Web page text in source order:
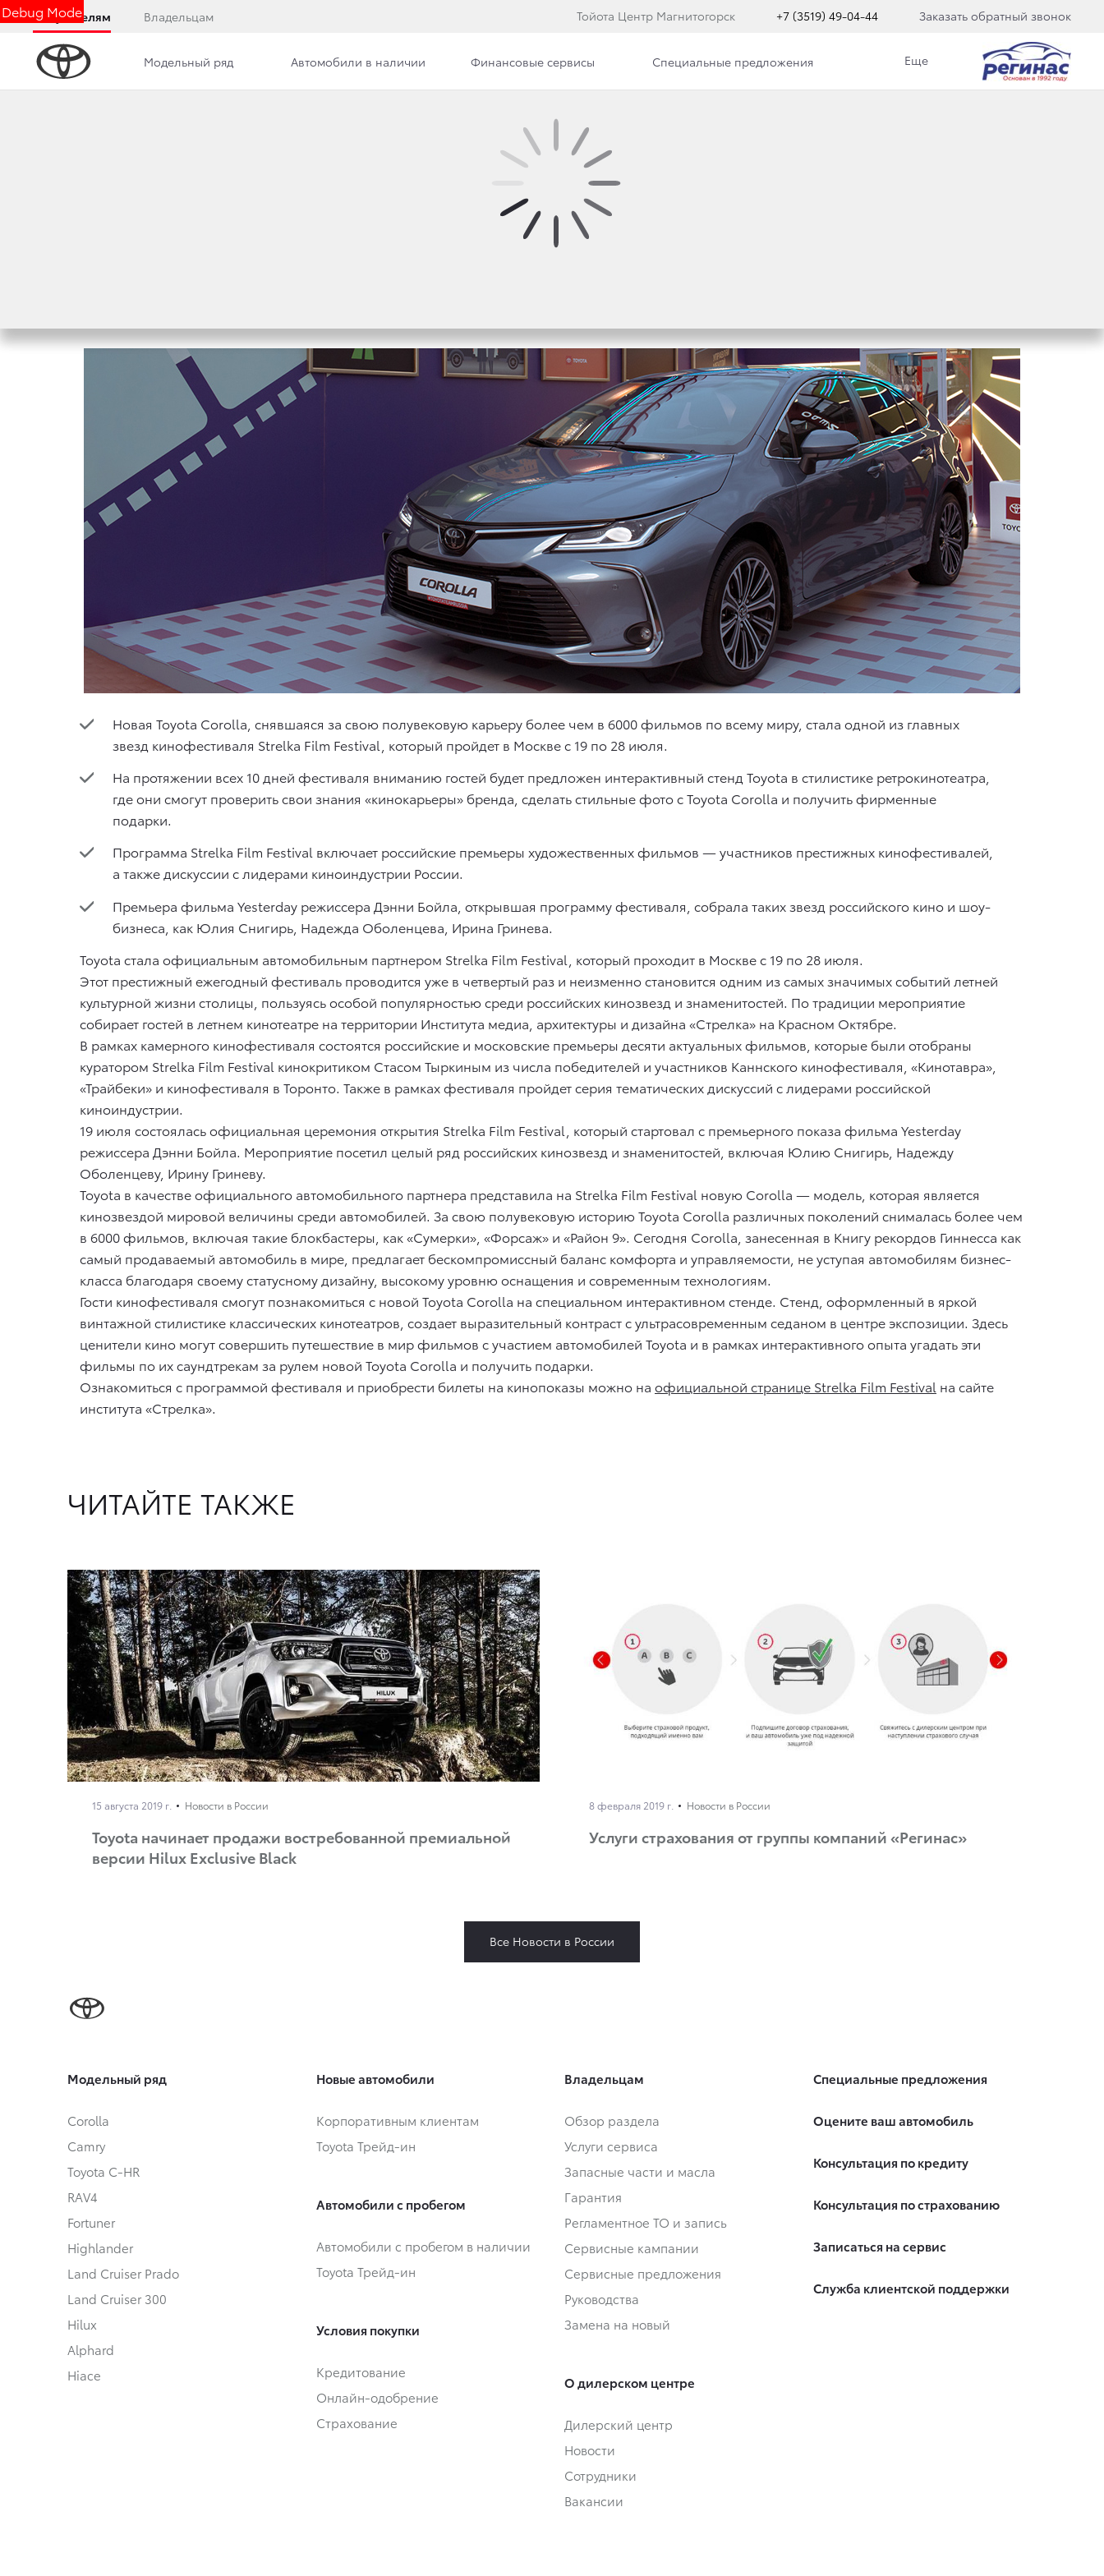
Debug Mode
Покупателям Владельцам Тойота Центр Магнитогорск +7 (3519) 49-04-44 Заказать обратный звонок
Модельный ряд Автомобили в наличии Финансовые сервисы Специальные предложения Еще
КИНОЗВЕЗДА МИРОВОЙ ВЕЛИЧИНЫ — TOYOTA COROLLA
Новая Toyota Corolla, снявшаяся за свою полувековую карьеру более чем в 6000 фильмов по всему миру, стала одной из главных
звезд кинофестиваля Strelka Film Festival, который пройдет в Москве с 19 по 28 июля.
На протяжении всех 10 дней фестиваля вниманию гостей будет предложен интерактивный стенд Toyota в стилистике ретрокинотеатра,
где они смогут проверить свои знания «кинокарьеры» бренда, сделать стильные фото с Toyota Corolla и получить фирменные
подарки.
Программа Strelka Film Festival включает российские премьеры художественных фильмов — участников престижных кинофестивалей,
а также дискуссии с лидерами киноиндустрии России.
Премьера фильма Yesterday режиссера Дэнни Бойла, открывшая программу фестиваля, собрала таких звезд российского кино и шоу-
бизнеса, как Юлия Снигирь, Надежда Оболенцева, Ирина Гринева.
Toyota стала официальным автомобильным партнером Strelka Film Festival, который проходит в Москве с 19 по 28 июля.
Этот престижный ежегодный фестиваль проводится уже в четвертый раз и неизменно становится одним из самых значимых событий летней
культурной жизни столицы, пользуясь особой популярностью среди российских кинозвезд и знаменитостей. По традиции мероприятие
собирает гостей в летнем кинотеатре на территории Института медиа, архитектуры и дизайна «Стрелка» на Красном Октябре.
В рамках камерного кинофестиваля состоятся российские и московские премьеры десяти актуальных фильмов, которые были отобраны
куратором Strelka Film Festival кинокритиком Стасом Тыркиным из числа победителей и участников Каннского кинофестиваля, «Кинотавра»,
«Трайбеки» и кинофестиваля в Торонто. Также в рамках фестиваля пройдет серия тематических дискуссий с лидерами российской
киноиндустрии.
19 июля состоялась официальная церемония открытия Strelka Film Festival, который стартовал с премьерного показа фильма Yesterday
режиссера Дэнни Бойла. Мероприятие посетил целый ряд российских кинозвезд и знаменитостей, включая Юлию Снигирь, Надежду
Оболенцеву, Ирину Гриневу.
Toyota в качестве официального автомобильного партнера представила на Strelka Film Festival новую Corolla — модель, которая является
кинозвездой мировой величины среди автомобилей. За свою полувековую историю Toyota Corolla различных поколений снималась более чем
в 6000 фильмов, включая такие блокбастеры, как «Сумерки», «Форсаж» и «Район 9». Сегодня Corolla, занесенная в Книгу рекордов Гиннесса как
самый продаваемый автомобиль в мире, предлагает бескомпромиссный баланс комфорта и управляемости, не уступая автомобилям бизнес-
класса благодаря своему статусному дизайну, высокому уровню оснащения и современным технологиям.
Гости кинофестиваля смогут познакомиться с новой Toyota Corolla на специальном интерактивном стенде. Стенд, оформленный в яркой
винтажной стилистике классических кинотеатров, создает выразительный контраст с ультрасовременным седаном в центре экспозиции. Здесь
ценители кино могут совершить путешествие в мир фильмов с участием автомобилей Toyota и в рамках интерактивного опыта угадать эти
фильмы по их саундтрекам за рулем новой Toyota Corolla и получить подарки.
Ознакомиться с программой фестиваля и приобрести билеты на кинопоказы можно на официальной странице Strelka Film Festival на сайте
института «Стрелка».
ЧИТАЙТЕ ТАКЖЕ
15 августа 2019 г. Новости в России
Toyota начинает продажи востребованной премиальной
версии Hilux Exclusive Black
8 февраля 2019 г. Новости в России
Услуги страхования от группы компаний «Регинас»
Все Новости в России
Модельный ряд
Corolla
Camry
Toyota C-HR
RAV4
Fortuner
Highlander
Land Cruiser Prado
Land Cruiser 300
Hilux
Alphard
Hiace
Новые автомобили
Корпоративным клиентам
Toyota Трейд-ин
Автомобили с пробегом
Автомобили с пробегом в наличии
Toyota Трейд-ин
Условия покупки
Кредитование
Онлайн-одобрение
Страхование
Владельцам
Обзор раздела
Услуги сервиса
Запасные части и масла
Гарантия
Регламентное ТО и запись
Сервисные кампании
Сервисные предложения
Руководства
Замена на новый
О дилерском центре
Дилерский центр
Новости
Сотрудники
Вакансии
Специальные предложения
Оцените ваш автомобиль
Консультация по кредиту
Консультация по страхованию
Записаться на сервис
Служба клиентской поддержки